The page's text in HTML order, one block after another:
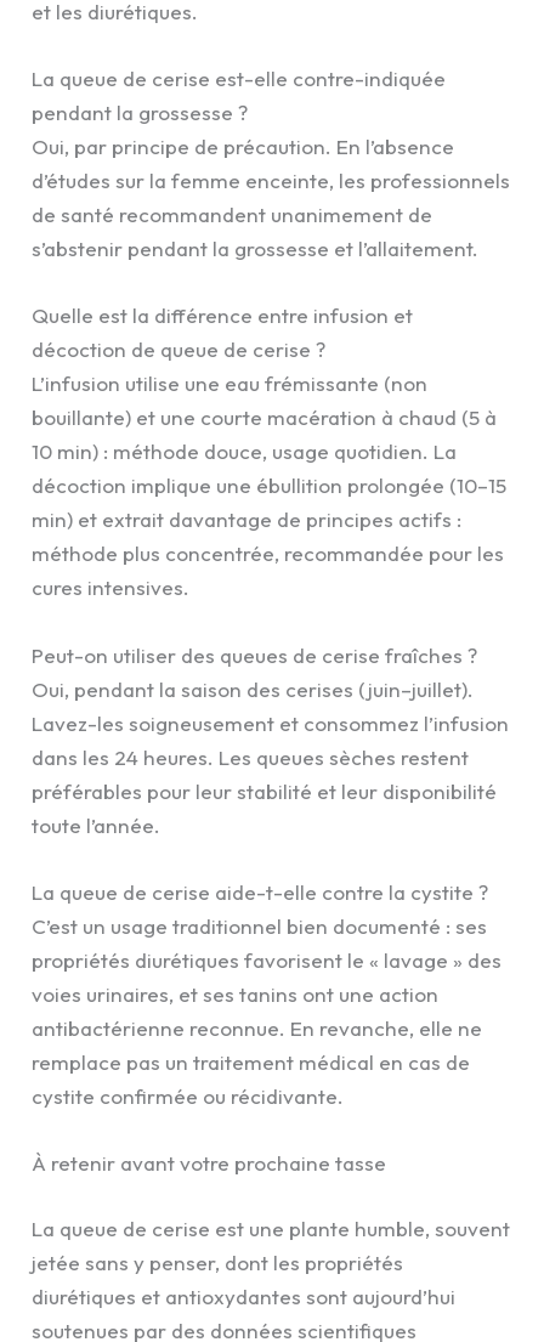
et les diurétiques.
La queue de cerise est-elle contre-indiquée
pendant la grossesse ?
Oui, par principe de précaution. En l’absence
d’études sur la femme enceinte, les professionnels
de santé recommandent unanimement de
s’abstenir pendant la grossesse et l’allaitement.
Quelle est la différence entre infusion et
décoction de queue de cerise ?
L’infusion utilise une eau frémissante (non
bouillante) et une courte macération à chaud (5 à
10 min) : méthode douce, usage quotidien. La
décoction implique une ébullition prolongée (10–15
min) et extrait davantage de principes actifs :
méthode plus concentrée, recommandée pour les
cures intensives.
Peut-on utiliser des queues de cerise fraîches ?
Oui, pendant la saison des cerises (juin–juillet).
Lavez-les soigneusement et consommez l’infusion
dans les 24 heures. Les queues sèches restent
préférables pour leur stabilité et leur disponibilité
toute l’année.
La queue de cerise aide-t-elle contre la cystite ?
C’est un usage traditionnel bien documenté : ses
propriétés diurétiques favorisent le « lavage » des
voies urinaires, et ses tanins ont une action
antibactérienne reconnue. En revanche, elle ne
remplace pas un traitement médical en cas de
cystite confirmée ou récidivante.
À retenir avant votre prochaine tasse
La queue de cerise est une plante humble, souvent
jetée sans y penser, dont les propriétés
diurétiques et antioxydantes sont aujourd’hui
soutenues par des données scientifiques